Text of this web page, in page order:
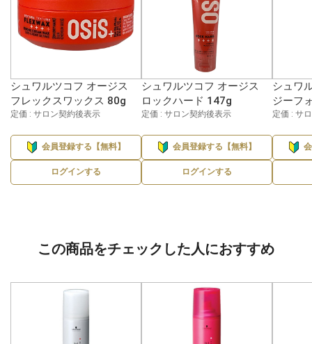
シュワルツコフ オージス
フレックスワックス 80g
定価 : サロン契約後表示
会員登録する【無料】
ログインする
シュワルツコフ オージス
ロックハード 147g
定価 : サロン契約後表示
会員登録する【無料】
ログインする
シュワ
ジーフ
定価 : サ
この商品をチェックした人におすすめ